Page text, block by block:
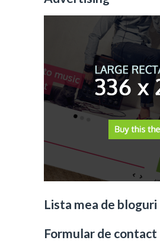
Lista mea de bloguri
Formular de contact